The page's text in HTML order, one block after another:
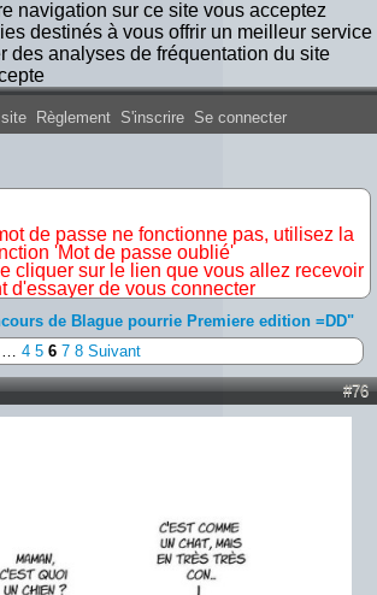
navigation sur ce site vous acceptez
destinés à vous offrir un meilleur service
des analyses de fréquentation du site
Iron Maiden France
Règlement S'inscrire Se connecter
de passe ne fonctionne pas, utilisez la
'Mot de passe oublié'
cliquer sur le lien que vous allez recevoir
d'essayer de vous connecter
de Blague pourrie Premiere edition =DD"
… 4 5 6 7 8 Suivant
#76